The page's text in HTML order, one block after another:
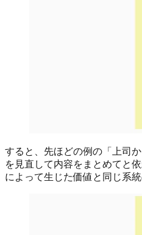
すると、先ほどの例の「上司
を見直して内容をまとめてと
によって生じた価値と同じ系